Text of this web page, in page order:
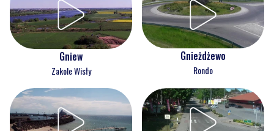
Gniew
Zakole Wisły
Gnieżdżewo
Rondo